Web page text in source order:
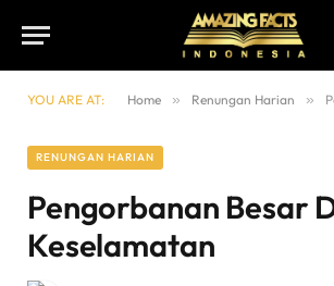
YOU ARE AT: Home » Renungan Harian »
RENUNGAN HARIAN
Pengorbanan Besar
Keselamatan